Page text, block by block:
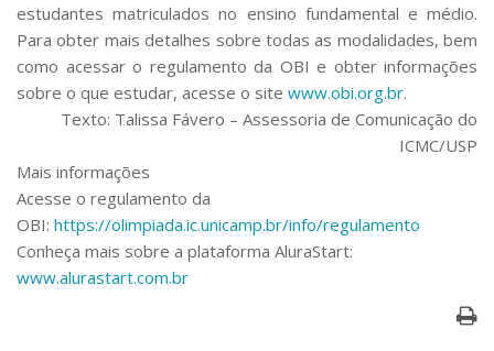
estudantes matriculados no ensino fundamental e médio.
Para obter mais detalhes sobre todas as modalidades, bem
como acessar o regulamento da OBI e obter informações
sobre o que estudar, acesse o site www.obi.org.br.
Texto: Talissa Fávero – Assessoria de Comunicação do
ICMC/USP
Mais informações
Acesse o regulamento da
OBI: https://olimpiada.ic.unicamp.br/info/regulamento
Conheça mais sobre a plataforma AluraStart:
www.alurastart.com.br